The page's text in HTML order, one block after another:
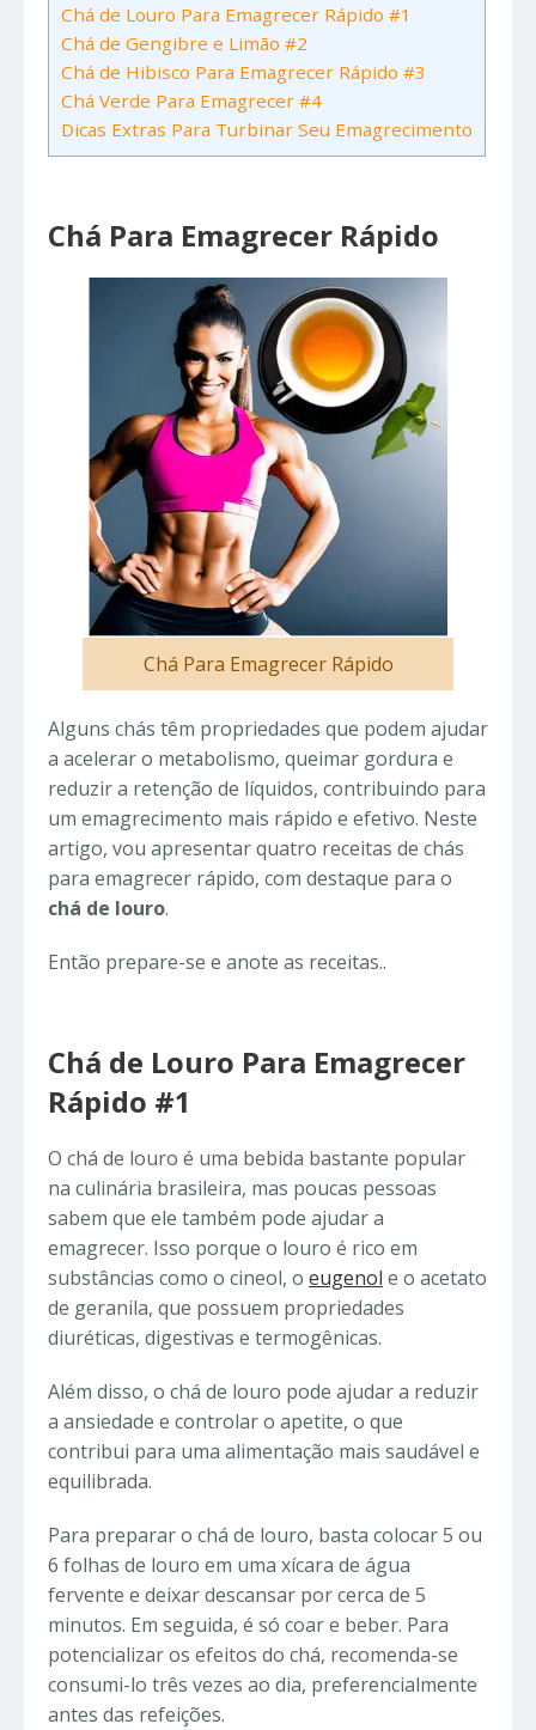
Chá de Louro Para Emagrecer Rápido #1
Chá de Gengibre e Limão #2
Chá de Hibisco Para Emagrecer Rápido #3
Chá Verde Para Emagrecer #4
Dicas Extras Para Turbinar Seu Emagrecimento
Chá Para Emagrecer Rápido
Chá Para Emagrecer Rápido
Alguns chás têm propriedades que podem ajudar
a acelerar o metabolismo, queimar gordura e
reduzir a retenção de líquidos, contribuindo para
um emagrecimento mais rápido e efetivo. Neste
artigo, vou apresentar quatro receitas de chás
para emagrecer rápido, com destaque para o
chá de louro.
Então prepare-se e anote as receitas..
Chá de Louro Para Emagrecer
Rápido #1
O chá de louro é uma bebida bastante popular
na culinária brasileira, mas poucas pessoas
sabem que ele também pode ajudar a
emagrecer. Isso porque o louro é rico em
substâncias como o cineol, o eugenol e o acetato
de geranila, que possuem propriedades
diuréticas, digestivas e termogênicas.
Além disso, o chá de louro pode ajudar a reduzir
a ansiedade e controlar o apetite, o que
contribui para uma alimentação mais saudável e
equilibrada.
Para preparar o chá de louro, basta colocar 5 ou
6 folhas de louro em uma xícara de água
fervente e deixar descansar por cerca de 5
minutos. Em seguida, é só coar e beber. Para
potencializar os efeitos do chá, recomenda-se
consumi-lo três vezes ao dia, preferencialmente
antes das refeições.